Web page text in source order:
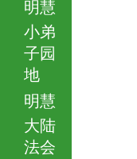
明慧
小弟
子园
地
明慧
大陆
法会